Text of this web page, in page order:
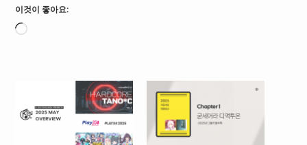
이것이 좋아요:
로